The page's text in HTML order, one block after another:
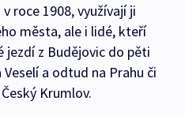
roce 1908, využívají ji
města, ale i lidé, kteří
jezdí z Budějovic do pěti
a odtud na Prahu či
Krumlov.